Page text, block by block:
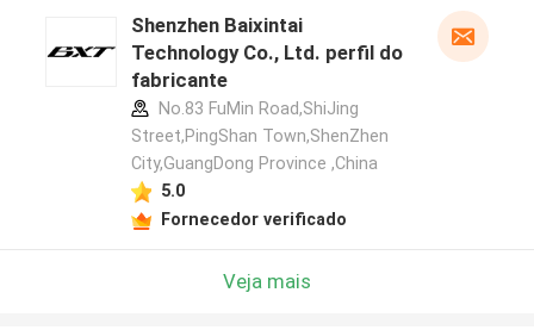
Shenzhen Baixintai
Technology Co., Ltd. perfil do
fabricante
No.83 FuMin Road,ShiJing
Street,PingShan Town,ShenZhen
City,GuangDong Province ,China
5.0
Fornecedor verificado
Veja mais